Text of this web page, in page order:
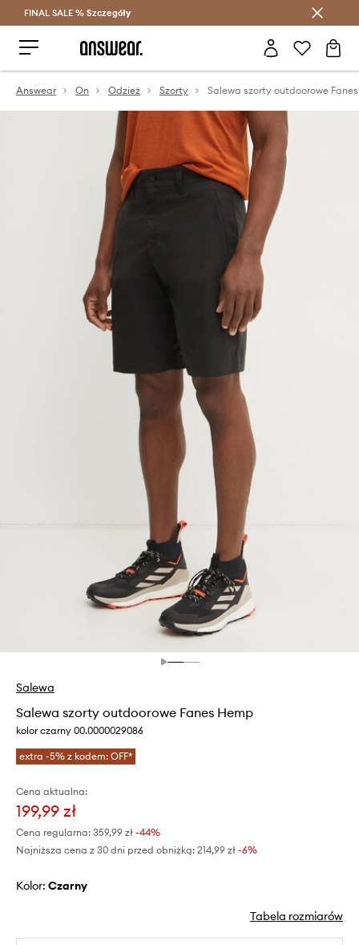
Oszczędzaj z Answear Club >
FINAL SALE % Szczegóły
Answear On Odzież Szorty
Salewa
Salewa szorty outdoorowe Fanes Hemp
kolor czarny 00.0000029086
extra -5% z kodem: OFF*
Cena aktualna:
199,99 zł
Cena regularna: 359,99 zł -44%
Najniższa cena z 30 dni przed obniżką: 214,99 zł -6%
Kolor: czarny
Tabela rozmiarów